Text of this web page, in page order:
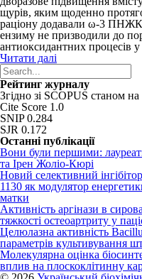
щурів, яким щоденно
раціону додавали ω-3 ПНЖК.
ензиму не призводили до
антиоксидантних процесів
Читати далі
Рейтинг журналу
Згідно зі SCOPUS станом на
Cite Score 1.0
SNIP 0.284
SJR 0.172
Останні публікації
Вони були першими:
та Ірен Жоліо-Кюрі
Новий cелективний
1130 як модулятор
матки
Активність аргінази в
тяжкості остеоартриту у
Целюлазна активність
параметрів культивування
Молекулярна оцінка
вплив на плоскоклітинну